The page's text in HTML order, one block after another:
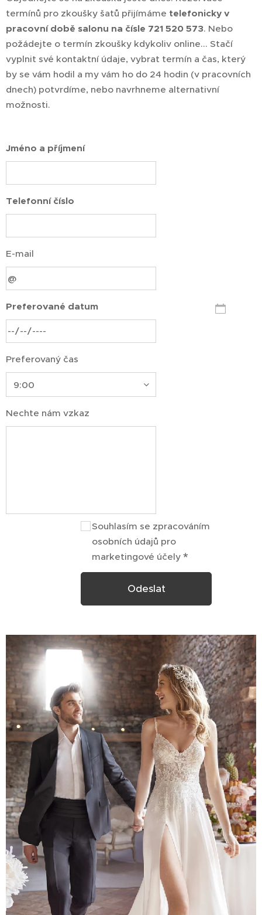
termínů pro zkoušky šatů přijímáme telefonicky v
pracovní době salonu na čísle 721 520 573. Nebo
požádejte o termín zkoušky kdykoliv online... Stačí
vyplnit své kontaktní údaje, vybrat termín a čas, který
by se vám hodil a my vám ho do 24 hodin (v pracovních
dnech) potvrdíme, nebo navrhneme alternativní
možnosti.
Jméno a příjmení
Telefonní číslo
E-mail
Preferované datum
Preferovaný čas
Nechte nám vzkaz
Souhlasím se zpracováním
osobních údajů pro
marketingové účely
Odeslat